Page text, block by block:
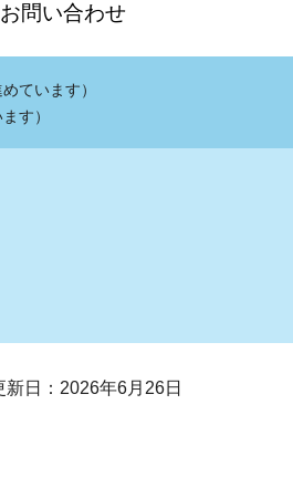
お問い合わせ
ています）
す）
新日：2026年6月26日